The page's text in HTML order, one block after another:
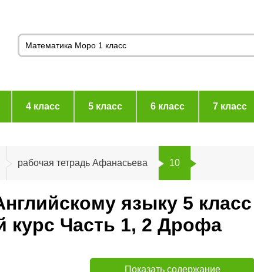
4 класс 5 класс 6 класс 7 класс
рабочая тетрадь Афанасьева 10
языку 5
Часть 1, 2 Дрофа
Показать содержание